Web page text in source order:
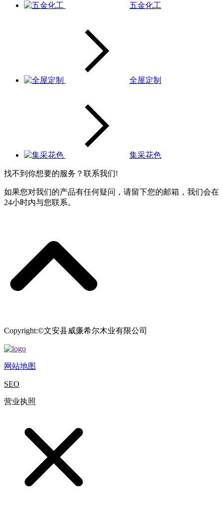
五金化工
全屋定制
集采花色
找不到你想要的服务？联系我们!
如果您对我们的产品有任何疑问，请留下您的邮箱，我们会在
24小时内与您联系。
Copyright:©文安县威廉希尔木业有限公司
网站地图
SEO
营业执照